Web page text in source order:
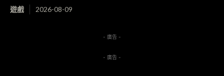
遊戲 2026-08-09
- 廣告 -
- 廣告 -